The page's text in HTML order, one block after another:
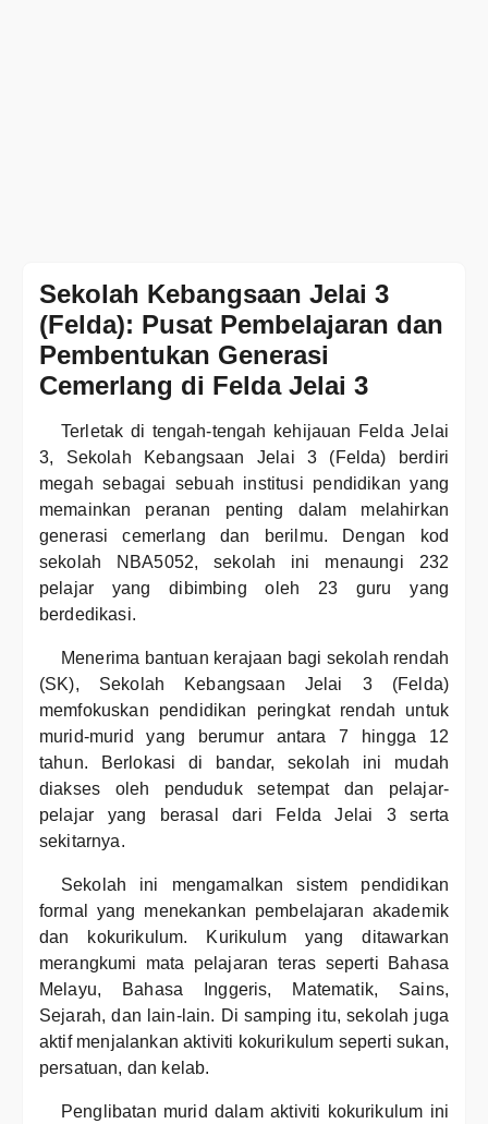
Sekolah Kebangsaan Jelai 3
(Felda): Pusat Pembelajaran dan
Pembentukan Generasi
Cemerlang di Felda Jelai 3
Terletak di tengah-tengah kehijauan Felda Jelai
3, Sekolah Kebangsaan Jelai 3 (Felda) berdiri
megah sebagai sebuah institusi pendidikan yang
memainkan peranan penting dalam melahirkan
generasi cemerlang dan berilmu. Dengan kod
sekolah NBA5052, sekolah ini menaungi 232
pelajar yang dibimbing oleh 23 guru yang
berdedikasi.
Menerima bantuan kerajaan bagi sekolah rendah
(SK), Sekolah Kebangsaan Jelai 3 (Felda)
memfokuskan pendidikan peringkat rendah untuk
murid-murid yang berumur antara 7 hingga 12
tahun. Berlokasi di bandar, sekolah ini mudah
diakses oleh penduduk setempat dan pelajar-
pelajar yang berasal dari Felda Jelai 3 serta
sekitarnya.
Sekolah ini mengamalkan sistem pendidikan
formal yang menekankan pembelajaran akademik
dan kokurikulum. Kurikulum yang ditawarkan
merangkumi mata pelajaran teras seperti Bahasa
Melayu, Bahasa Inggeris, Matematik, Sains,
Sejarah, dan lain-lain. Di samping itu, sekolah juga
aktif menjalankan aktiviti kokurikulum seperti sukan,
persatuan, dan kelab.
Penglibatan murid dalam aktiviti kokurikulum ini